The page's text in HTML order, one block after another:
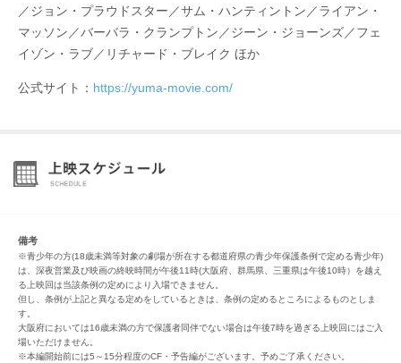
／ジョン・プラウドスター／サム・ハンティントン／ライアン・
マッソン／バーバラ・クランプトン／ジーン・ジョーンズ／フェ
イゾン・ラブ／リチャード・ブレイク ほか
公式サイト： https://yuma-movie.com/
備考
※青少年の方(18歳未満等対象の劇場が所在する都道府県の青少年保護条例で定める青少年)
は、深夜営業及び映画の終映時間が午後11時(大阪府、群馬県、三重県は午後10時）を越え
る上映回は当該条例の定めにより入場できません。
但し、条例が上記と異なる定めをしているときは、条例の定めるところによるものとしま
す。
大阪府においては16歳未満の方で保護者同伴でない場合は午後7時を過ぎる上映回にはご入
場いただけません。
※本編開始前には5～15分程度のCF・予告編がございます。予めご了承ください。